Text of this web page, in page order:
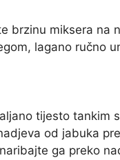
brzinu miksera na
lagano ručno
tijesto tankim
od jabuka
ga preko